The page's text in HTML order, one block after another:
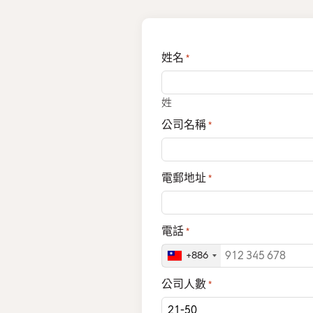
姓名 *
姓
公司名稱*
電郵地址*
電話*
+886
公司人數*